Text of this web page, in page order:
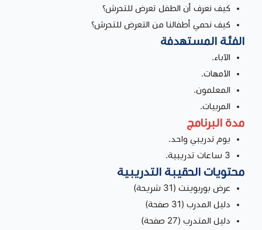
كيف نعرف أن الطفل تعرض للتحرش؟
كيف نحمي أطفالنا من التعرض للتحرش؟
الفئة المستهدفة
الآباء.
الأمهات.
المعلمون.
المربيات.
مدة البرنامج
يوم تدريبي واحد.
3 ساعات تدريبية.
محتويات الحقيبة التدريبية
عرض بوربوينت (31 شريحة)
دليل المدرب (31 صفحة)
دليل المتدرب (27 صفحة)